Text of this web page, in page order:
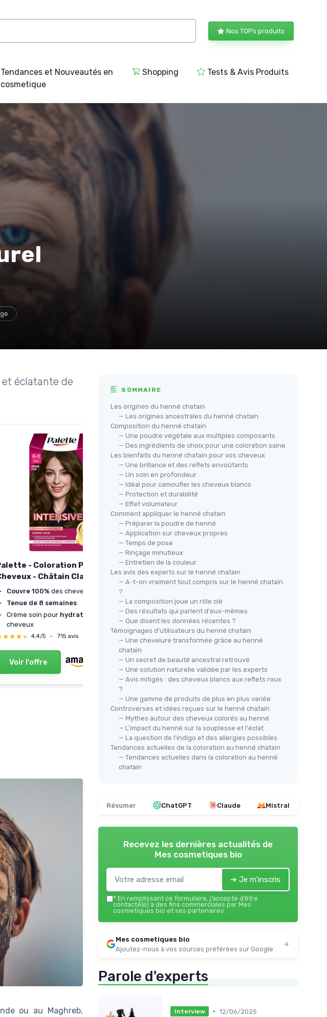
Nos TOPs produits
Tendances et Nouveautés en
cosmetique
Shopping Tests & Avis Produits
éclatante de
- Coloration Permanente
- Châtain Clair 600
Couvre 100% des cheveux blancs
Tenue de 8 semaines
Crème soin pour hydrater
cheveux
4,4/5 — 715 avis
Voir l'offre
🔥 POPULAIRE
KHADI
HENNÉ PUR Coloration Végétale
Rouge Flamboyant
＋
Couleur intense et lumineuse
＋ Facile à utiliser
★★★★★
★★★★★ 4,1/5 — 11232 avis
Voir l'offre
ou au Maghreb,
SOMMAIRE
Les origines du henné chatain
— Les origines ancestrales du henné chatain
Composition du henné chatain
— Une poudre végétale aux multiples composants
— Des ingrédients de choix pour une coloration saine
Les bienfaits du henné chatain pour vos cheveux
— Une brillance et des reflets envoûtants
— Un soin en profondeur
— Idéal pour camoufler les cheveux blancs
— Protection et durabilité
— Effet volumateur
Comment appliquer le henné chatain
— Préparer la poudre de henné
— Application sur cheveux propres
— Temps de pose
— Rinçage minutieux
— Entretien de la couleur
Les avis des experts sur le henné chatain
— A-t-on vraiment tout compris sur le henné chatain
?
— La composition joue un rôle clé
— Des résultats qui parlent d'eux-mêmes
— Que disent les données récentes ?
Témoignages d'utilisateurs du henné chatain
— Une chevelure transformée grâce au henné
chatain
— Un secret de beauté ancestral retrouvé
— Une solution naturelle validée par les experts
— Avis mitigés : des cheveux blancs aux reflets roux
?
— Une gamme de produits de plus en plus variée
Controverses et idées reçues sur le henné chatain
— Mythes autour des cheveux colorés au henné
— L'impact du henné sur la souplesse et l'éclat
— La question de l'indigo et des allergies possibles
Tendances actuelles de la coloration au henné chatain
— Tendances actuelles dans la coloration au henné
chatain
Résumer ChatGPT Claude Mistral
Recevez les dernières actualités de
Mes cosmetiques bio
➔ Je m'inscris
* En remplissant ce formulaire, j’accepte d’être
contacté(e) à des fins commerciales par Mes
cosmetiques bio et ses partenaires.
Mes cosmetiques bio
Ajoutez-nous à vos sources préférées sur Google
Parole d'experts
Interview • 12/06/2025